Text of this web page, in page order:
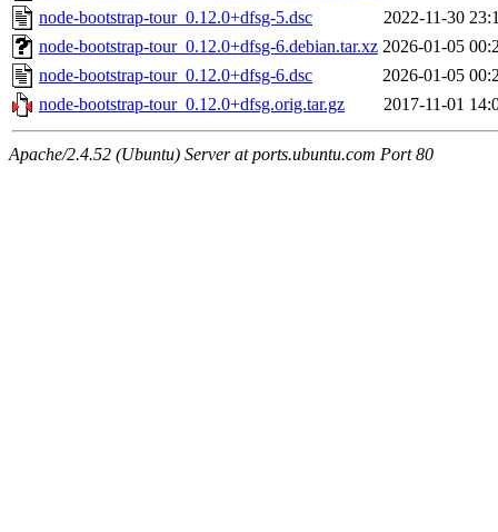
node-bootstrap-tour_0.12.0+dfsg-5.dsc
2022-11-30
node-bootstrap-tour_0.12.0+dfsg-6.debian.tar.xz 2026-01-05
node-bootstrap-tour_0.12.0+dfsg-6.dsc
2026-01-05
node-bootstrap-tour_0.12.0+dfsg.orig.tar.gz
2017-11-01
Apache/2.4.52 (Ubuntu) Server at ports.ubuntu.com Port 80